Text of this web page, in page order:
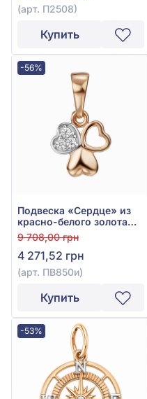
(арт. П2508)
Купить
-56%
Подвеска «Сердце» из
красно-белого золота
585° с фианитом, арт.
ПВ850и
9 708,00 грн
4 271,52 грн
(арт. ПВ850и)
Купить
-53%